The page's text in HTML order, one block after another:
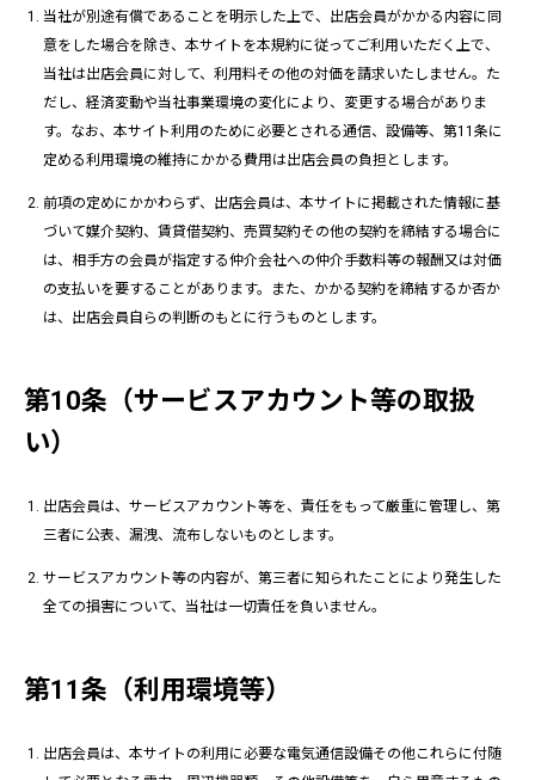
当社が別途有償であることを明示した上で、出店会員がかかる内容に同
意をした場合を除き、本サイトを本規約に従ってご利用いただく上で、
当社は出店会員に対して、利用料その他の対価を請求いたしません。た
だし、経済変動や当社事業環境の変化により、変更する場合がありま
す。なお、本サイト利用のために必要とされる通信、設備等、第11条に
定める利用環境の維持にかかる費用は出店会員の負担とします。
前項の定めにかかわらず、出店会員は、本サイトに掲載された情報に基
づいて媒介契約、賃貸借契約、売買契約その他の契約を締結する場合に
は、相手方の会員が指定する仲介会社への仲介手数料等の報酬又は対価
の支払いを要することがあります。また、かかる契約を締結するか否か
は、出店会員自らの判断のもとに行うものとします。
第10条（サービスアカウント等の取扱
い）
出店会員は、サービスアカウント等を、責任をもって厳重に管理し、第
三者に公表、漏洩、流布しないものとします。
サービスアカウント等の内容が、第三者に知られたことにより発生した
全ての損害について、当社は一切責任を負いません。
第11条（利用環境等）
出店会員は、本サイトの利用に必要な電気通信設備その他これらに付随